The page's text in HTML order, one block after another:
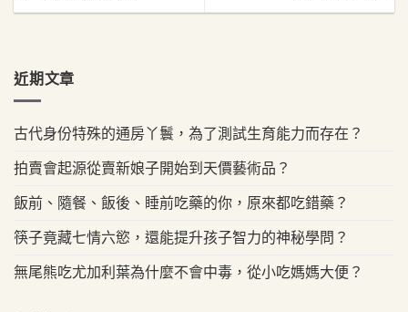
近期文章
古代身份特殊的通房丫鬟，為了測試生育能力而存在？
拍賣會起源從賣新娘子開始到天價藝術品？
飯前、隨餐、飯後、睡前吃藥的你，原來都吃錯藥？
筷子竟藏七情六慾，還能提升孩子智力的神秘學問？
無尾熊吃尤加利葉為什麼不會中毒，從小吃媽媽大便？